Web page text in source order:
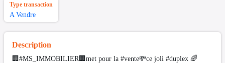
Type transaction
A Vendre
Description
🏢#MS_IMMOBILIER🏢met pour la #vente💸ce joli #duplex 🌈